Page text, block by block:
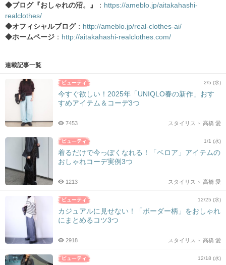
◆ブログ『おしゃれの沼。』 ： https://ameblo.jp/aitakahashi-
realclothes/
◆オフィシャルブログ： http://ameblo.jp/real-clothes-ai/
◆ホームページ ： http://aitakahashi-realclothes.com/
連載記事一覧
2/5 (水)
今すぐ欲しい！2025年「UNIQLO春の新作」おす
すめアイテム＆コーデ3つ
スタイリスト 高橋 愛
7453
1/1 (水)
着るだけで今っぽくなれる！「ベロア」アイテムの
おしゃれコーデ実例3つ
スタイリスト 高橋 愛
1213
12/25 (水)
カジュアルに見せない！「ボーダー柄」をおしゃれ
にまとめるコツ3つ
スタイリスト 高橋 愛
2918
12/18 (水)